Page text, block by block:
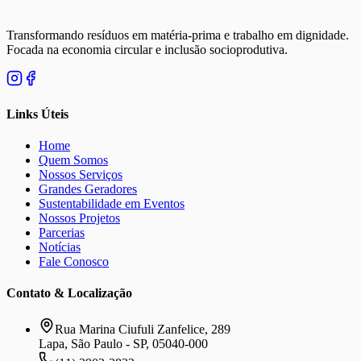
Transformando resíduos em matéria-prima e trabalho em dignidade.
Focada na economia circular e inclusão socioprodutiva.
Links Úteis
Home
Quem Somos
Nossos Serviços
Grandes Geradores
Sustentabilidade em Eventos
Nossos Projetos
Parcerias
Notícias
Fale Conosco
Contato & Localização
Rua Marina Ciufuli Zanfelice, 289
Lapa, São Paulo - SP, 05040-000